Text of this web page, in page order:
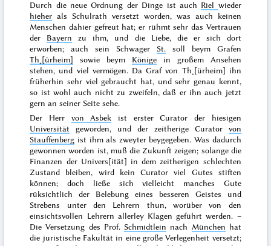
Durch die neue Ordnung der Dinge ist auch Riel wieder
hieher als Schulrath versetzt worden, was auch keinen
Menschen dahier gefreut hat; er rühmt sehr das Vertrauen
der Bayern zu ihm, und die Liebe, die er sich dort
erworben; auch sein Schwager St. soll beym Grafen
Th˖[ürheim] sowie beym Könige in großem Ansehen
stehen, und viel vermögen. Da Graf von Th˖[ürheim] ihn
früherhin sehr viel gebraucht hat, und sehr genau kennt,
so ist wohl auch nicht zu zweifeln, daß er ihn auch jetzt
gern an seiner Seite sehe.
Der Herr von Asbek ist erster Curator der hiesigen
Universität geworden, und der zeitherige Curator von
Stauffenberg ist ihm als zweyter beygegeben. Was dadurch
gewonnen worden ist, muß die Zukunft zeigen; solange die
Finanzen der Univers[ität] in dem zeitherigen schlechten
Zustand bleiben, wird kein Curator viel Gutes stiften
können; doch ließe sich vielleicht manches Gute
rüksichtlich der Belebung eines besseren Geistes und
Strebens unter den Lehrern thun, worüber von den
einsichtsvollen Lehrern allerley Klagen geführt werden. –
Die Versetzung des Prof. Schmidtlein nach München hat
die juristische Fakultät in eine große Verlegenheit versetzt;